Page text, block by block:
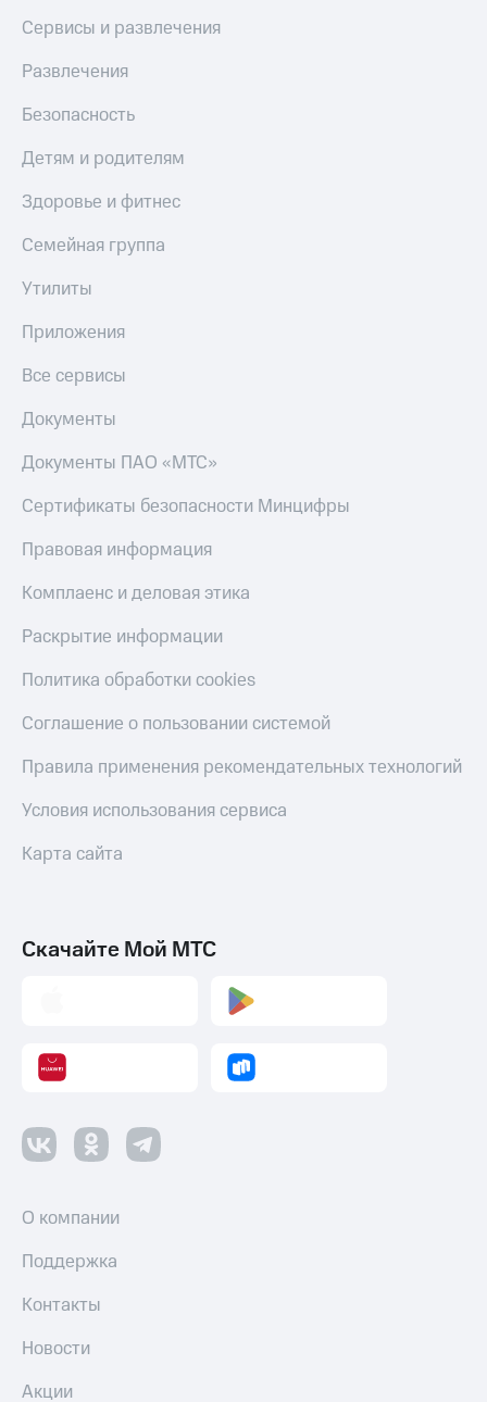
Сервисы и развлечения
Развлечения
Безопасность
Детям и родителям
Здоровье и фитнес
Семейная группа
Утилиты
Приложения
Все сервисы
Документы
Документы ПАО «МТС»
Сертификаты безопасности Минцифры
Правовая информация
Комплаенс и деловая этика
Раскрытие информации
Политика обработки cookies
Соглашение о пользовании системой
Правила применения рекомендательных технологий
Условия использования сервиса
Карта сайта
Скачайте Мой МТС
О компании
Поддержка
Контакты
Новости
Акции